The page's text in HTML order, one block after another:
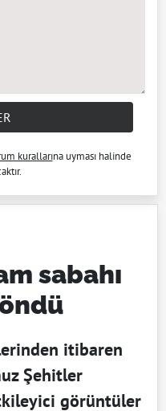
kurallarına uyması halinde
sabahı
itibaren
Şehitler
görüntüler